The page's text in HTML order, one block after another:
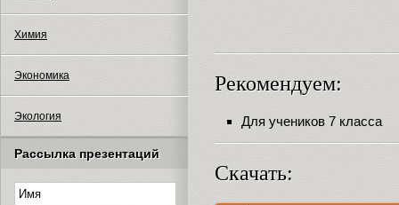
Химия
Экономика
Экология
Рассылка презентаций
Рекомендуем:
Для учеников 7 класса
Скачать: